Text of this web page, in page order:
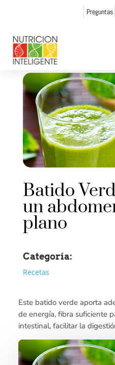
Preguntas
Batido
un
plano
Categoría:
Recetas
Este batido verde aporta
de energía, fibra suficiente
intestinal, facilitar la